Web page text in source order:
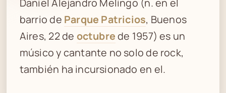
Daniel Alejandro Melingo (n. en el
barrio de Parque Patricios, Buenos
Aires, 22 de octubrede 1957) es un
músico y cantante no solo de rock,
también ha incursionado en el.